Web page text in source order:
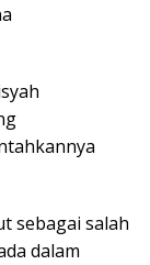
sebagai salah
dalam